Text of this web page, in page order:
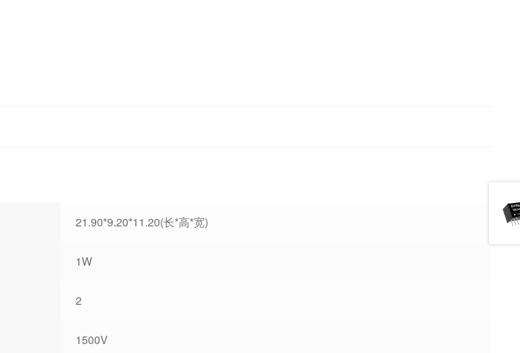
21.90*9.20*11.20(长*高*宽)
1W
2
1500V